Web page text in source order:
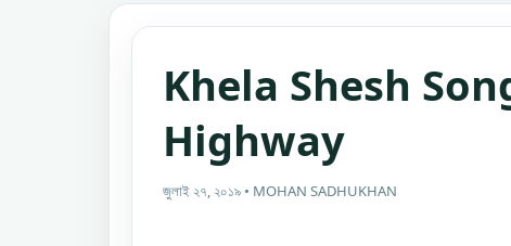
Khela Shesh
Highway
জুলাই ২৭, ২০১৯ • MOHAN SADHUKHAN